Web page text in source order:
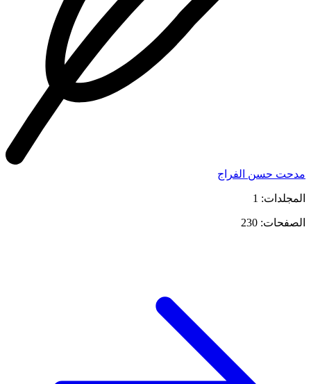
مدحت حسن الفراج
المجلدات: 1
الصفحات: 230